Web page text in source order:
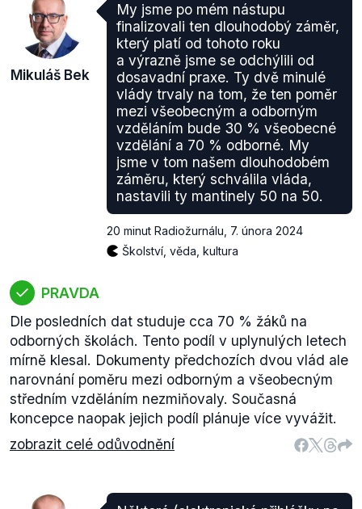
Mikuláš Bek
My jsme po mém nástupu
finalizovali ten dlouhodobý záměr,
který platí od tohoto roku
a výrazně jsme se odchýlili od
dosavadní praxe. Ty dvě minulé
vlády trvaly na tom, že ten poměr
mezi všeobecným a odborným
vzděláním bude 30 % všeobecné
vzdělání a 70 % odborné. My
jsme v tom našem dlouhodobém
záměru, který schválila vláda,
nastavili ty mantinely 50 na 50.
20 minut Radiožurnálu 7. února 2024
Školství, věda, kultura
PRAVDA
Dle posledních dat studuje cca 70 % žáků na
odborných školách. Tento podíl v uplynulých letech
mírně klesal. Dokumenty předchozích dvou vlád ale
narovnání poměru mezi odborným a všeobecným
středním vzděláním nezmiňovaly. Současná
koncepce naopak jejich podíl plánuje více vyvážit.
zobrazit celé odůvodnění